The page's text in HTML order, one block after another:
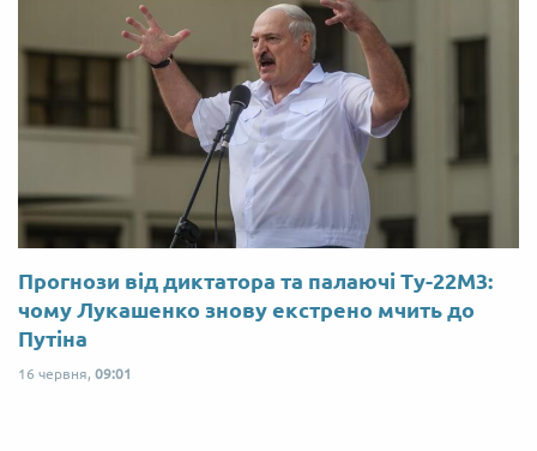
Прогнози від диктатора та палаючі Ту-22М3:
чому Лукашенко знову екстрено мчить до
Путіна
16 червня, 09:01